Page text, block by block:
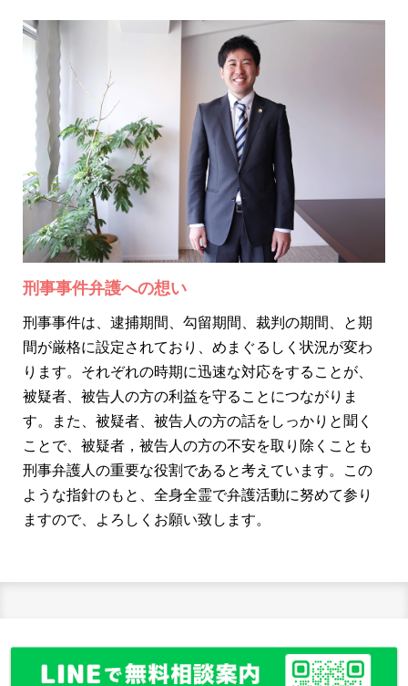
刑事事件弁護への想い
刑事事件は、逮捕期間、勾留期間、裁判の期間、と期
間が厳格に設定されており、めまぐるしく状況が変わ
ります。それぞれの時期に迅速な対応をすることが、
被疑者、被告人の方の利益を守ることにつながりま
す。また、被疑者、被告人の方の話をしっかりと聞く
ことで、被疑者，被告人の方の不安を取り除くことも
刑事弁護人の重要な役割であると考えています。この
ような指針のもと、全身全霊で弁護活動に努めて参り
ますので、よろしくお願い致します。